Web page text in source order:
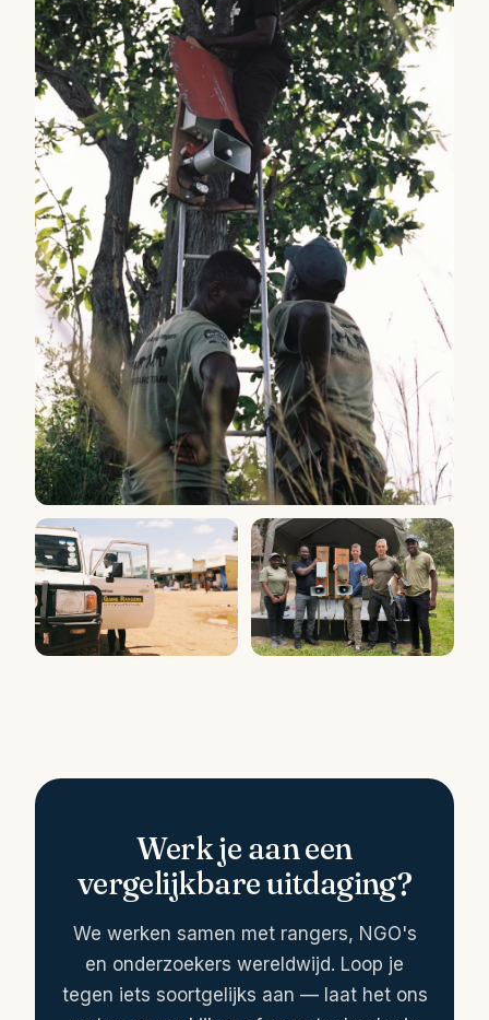
Werk je aan een
vergelijkbare uitdaging?
We werken samen met rangers, NGO's
en onderzoekers wereldwijd. Loop je
tegen iets soortgelijks aan — laat het ons